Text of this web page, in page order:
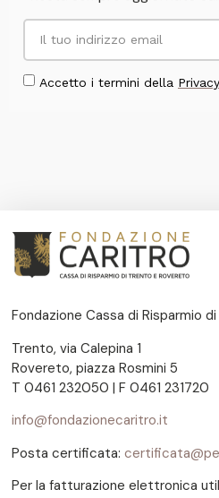
Accetto i termini della
Fondazione Cassa di Risparmio
Trento, via Calepina 1
Rovereto, piazza Rosmini 5
T 0461 232050 | F 0461 231720
info@fondazionecaritro.it
Posta certificata:
Per la fatturazione elettronica